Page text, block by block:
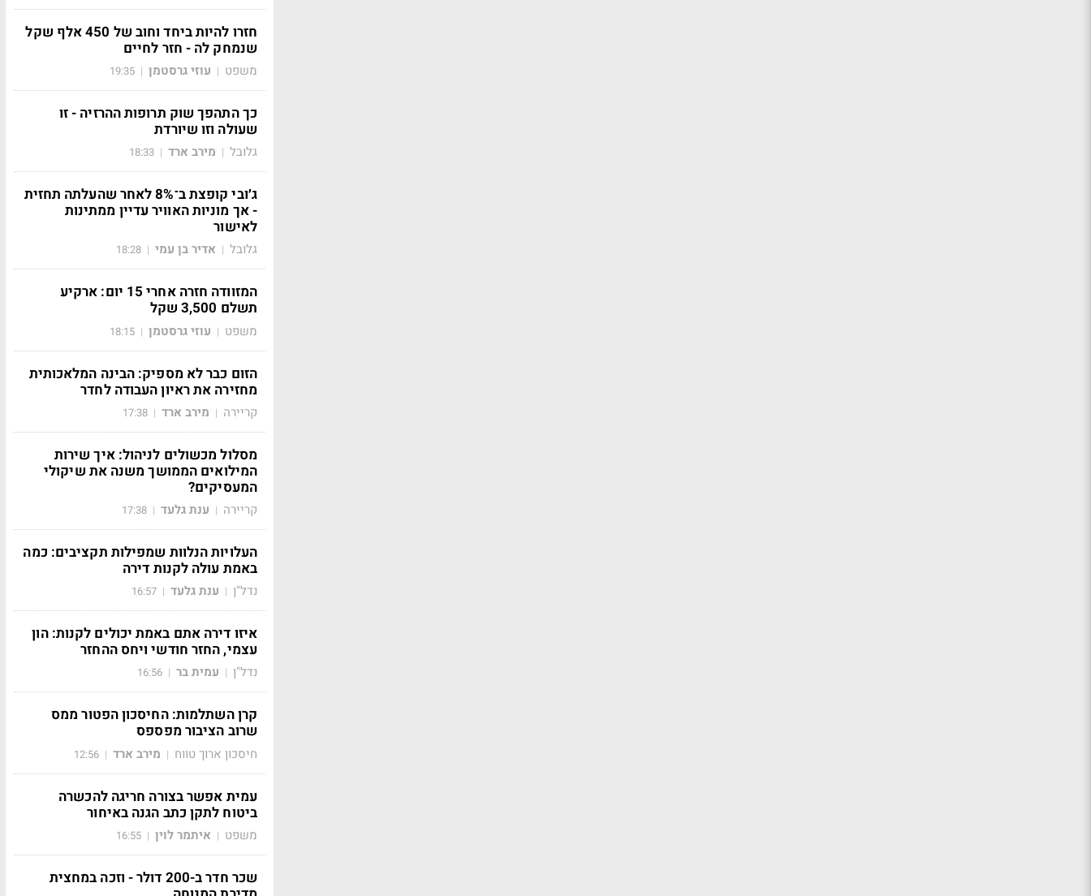
חזרו להיות ביחד וחוב של 450 אלף שקל
שנמחק לה - חזר לחיים
משפט | עוזי גרסטמן |
19:35
כך התהפך שוק תרופות ההרזיה - זו
שעולה וזו שיורדת
גלובל | מירב ארד |
18:33
ג׳ובי קופצת ב־8% לאחר שהעלתה תחזית
- אך מוניות האוויר עדיין ממתינות
לאישור
גלובל | אדיר בן עמי |
18:28
המזוודה חזרה אחרי 15 יום: ארקיע
תשלם 3,500 שקל
משפט | עוזי גרסטמן |
18:15
הזום כבר לא מספיק: הבינה המלאכותית
מחזירה את ראיון העבודה לחדר
קריירה | מירב ארד |
17:38
מסלול מכשולים לניהול: איך שירות
המילואים הממושך משנה את שיקולי
המעסיקים?
קריירה | ענת גלעד |
17:38
העלויות הנלוות שמפילות תקציבים: כמה
באמת עולה לקנות דירה
נדל"ן | ענת גלעד |
16:57
איזו דירה אתם באמת יכולים לקנות: הון
עצמי, החזר חודשי ויחס ההחזר
נדל"ן | עמית בר |
16:56
קרן השתלמות: החיסכון הפטור ממס
שרוב הציבור מפספס
חיסכון ארוך טווח | מירב ארד |
12:56
עמית אפשר בצורה חריגה להכשרה
ביטוח לתקן כתב הגנה באיחור
משפט | איתמר לוין |
16:55
שכר חדר ב-200 דולר - וזכה במחצית